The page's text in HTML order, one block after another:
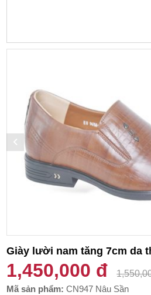
Giày lười nam tăng 7cm da
1,450,000 đ
Mã sản phẩm:CN947 Nâu Sần